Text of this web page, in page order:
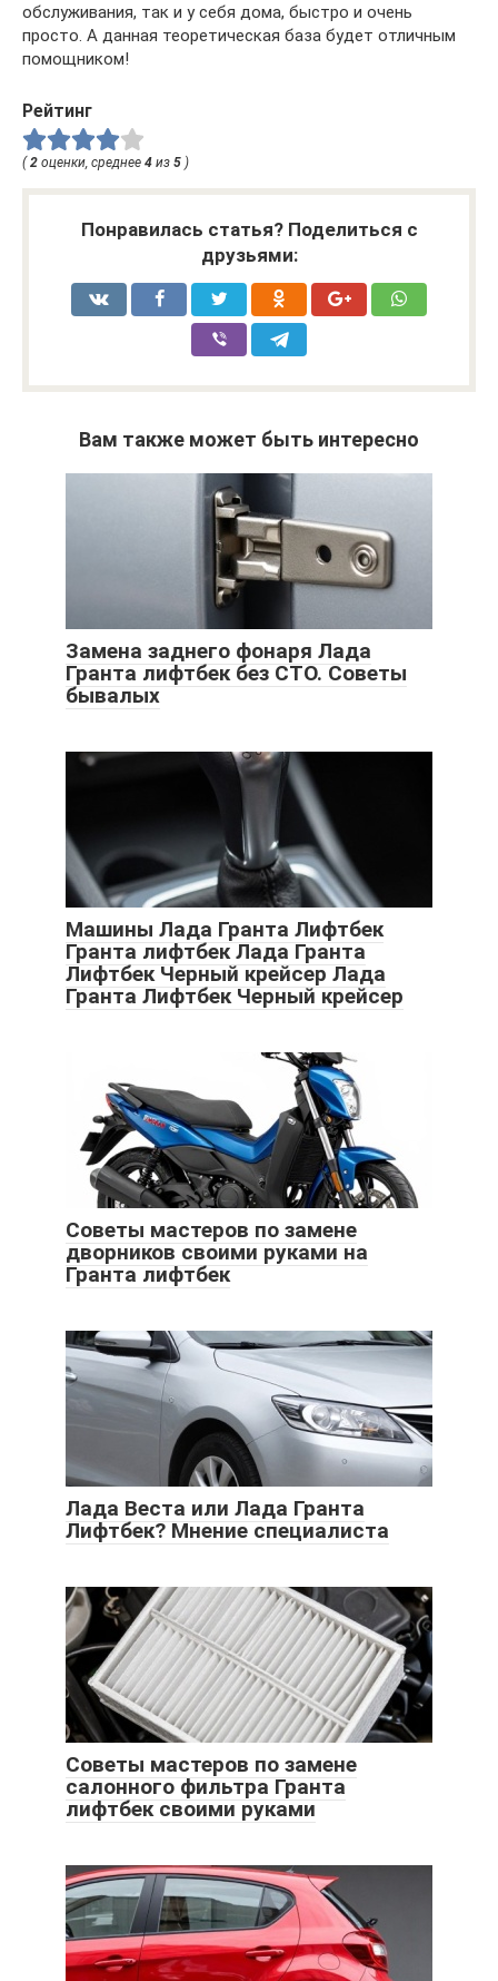
обслуживания, так и у себя дома, быстро и очень
просто. А данная теоретическая база будет отличным
помощником!
Рейтинг
( 2 оценки, среднее 4 из 5 )
Понравилась статья? Поделиться с
друзьями:
Вам также может быть интересно
Замена заднего фонаря Лада
Гранта лифтбек без СТО. Советы
бывалых
Машины Лада Гранта Лифтбек
Гранта лифтбек Лада Гранта
Лифтбек Черный крейсер Лада
Гранта Лифтбек Черный крейсер
Советы мастеров по замене
дворников своими руками на
Гранта лифтбек
Лада Веста или Лада Гранта
Лифтбек? Мнение специалиста
Советы мастеров по замене
салонного фильтра Гранта
лифтбек своими руками